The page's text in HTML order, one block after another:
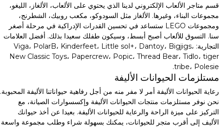
قسم متاجر الألعاب الإلكتروني لدينا الذي يحتوي على الألعاب، الألغاز، الليغو،
مجموعات البناء، وغيرها. الألغاز مثل السودوكو، مكعب روبيك، الشطرنج،
ومجموعات LEGO ستساعد في تحسين القدرات الإدراكية في مرحلة أصغر
سنا. التسوق للألعاب أصبح أبسط، وسيكون طفلك سعيدا بذلك. أفضل العلامات
التجارية: Viga، PolarB، Kinderfeet، Little sol+، Dantoy، Bigjigs،
New Classic Toys، Papercrew، Popic، Thread Bear، Tidlo، tiger
tribe، Polesie.
مستلزمات الحيوانات الأليفة
رعاية الحيوانات الأليفة أمر لا مفر منه من أجل رفاهية حيواناتنا الأليفة المحبوبة.
نحن نوفر مستلزمات منتجات الحيوانات الأليفة وإكسسوارات الصيانة، مع
التركيز على ميزة الراحة والرعاية للحيوانات الأليفة. بعيدا عن أخذ حيوانك
الأليف إلى أقرب متجر للحيوانات، يمكنك بسهولة شراء وطلب مجموعة واسعة